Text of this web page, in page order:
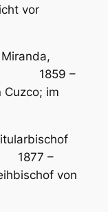
vor
1859 –
im
–
von